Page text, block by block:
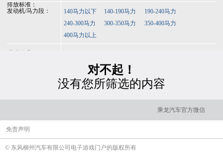
排放标准：
发动机/马力段：
140马力以下 140-190马力
190-240马力
240-300马力
300-350马力
350-400马力
400马力以上
对不起！
没有您所筛选的内容
乘龙汽车官方微信
免责声明
© 东风柳州汽车有限公司电子游戏门户的版权所有